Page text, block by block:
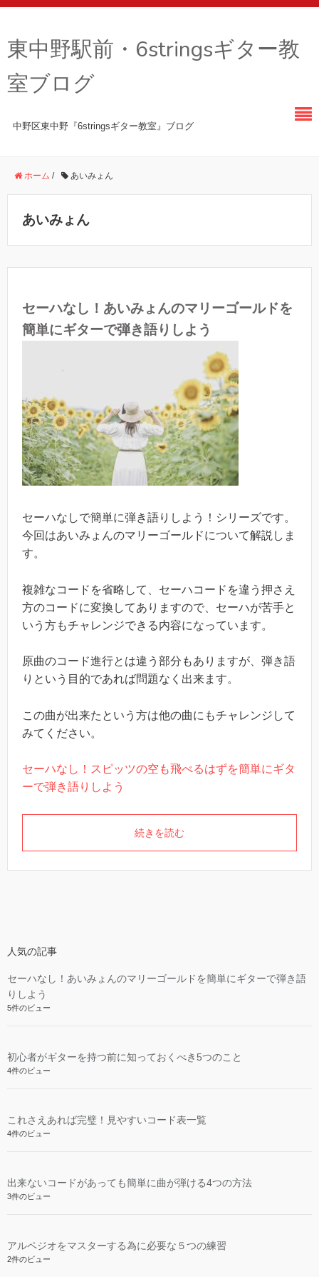
東中野駅前・6stringsギター教
室ブログ
中野区東中野『6stringsギター教室』ブログ
ホーム / あいみょん
あいみょん
セーハなし！あいみょんのマリーゴールドを
簡単にギターで弾き語りしよう
セーハなしで簡単に弾き語りしよう！シリーズです。
今回はあいみょんのマリーゴールドについて解説しま
す。
複雑なコードを省略して、セーハコードを違う押さえ
方のコードに変換してありますので、セーハが苦手と
いう方もチャレンジできる内容になっています。
原曲のコード進行とは違う部分もありますが、弾き語
りという目的であれば問題なく出来ます。
この曲が出来たという方は他の曲にもチャレンジして
みてください。
セーハなし！スピッツの空も飛べるはずを簡単にギタ
ーで弾き語りしよう
続きを読む
人気の記事
セーハなし！あいみょんのマリーゴールドを簡単にギターで弾き語
りしよう
5件のビュー
初心者がギターを持つ前に知っておくべき5つのこと
4件のビュー
これさえあれば完璧！見やすいコード表一覧
4件のビュー
出来ないコードがあっても簡単に曲が弾ける4つの方法
3件のビュー
アルペジオをマスターする為に必要な５つの練習
2件のビュー